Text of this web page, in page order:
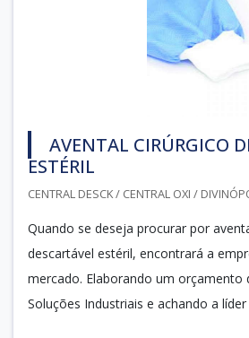
AVENTAL CIRÚRGICO
ESTÉRIL
CENTRAL DESCK / CENTRAL OXI /
Quando se deseja procurar por
descartável estéril, encontrará a
mercado. Elaborando um orçamento
Soluções Industriais e achando a